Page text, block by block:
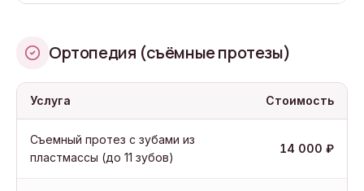
Ортопедия (съёмные протезы)
Услуга Стоимость
Съемный протез с зубами из
пластмассы (до 11 зубов)
14 000 ₽